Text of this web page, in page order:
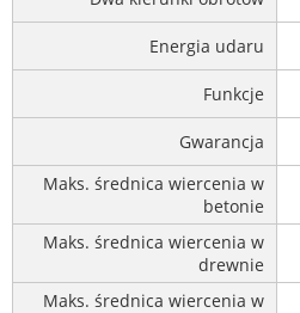
Energia udaru
Funkcje
Gwarancja
Maks. średnica wiercenia w
betonie
Maks. średnica wiercenia w
drewnie
Maks. średnica wiercenia w